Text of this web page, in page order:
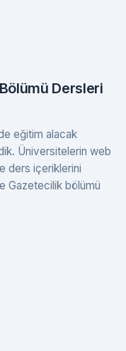
Dersleri
eğitim alacak
Üniversitelerin web
ders içeriklerini
Gazetecilik bölümü